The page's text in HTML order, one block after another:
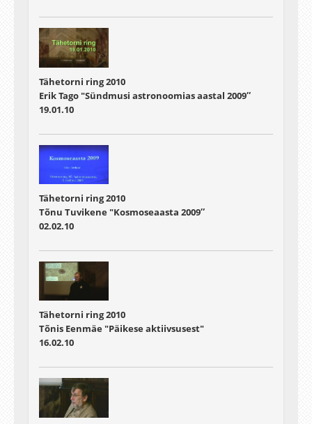
Tähetorni ring 2010
Erik Tago "Sündmusi astronoomias aastal 2009″
19.01.10
Tähetorni ring 2010
Tõnu Tuvikene "Kosmoseaasta 2009″
02.02.10
Tähetorni ring 2010
Tõnis Eenmäe "Päikese aktiivsusest"
16.02.10